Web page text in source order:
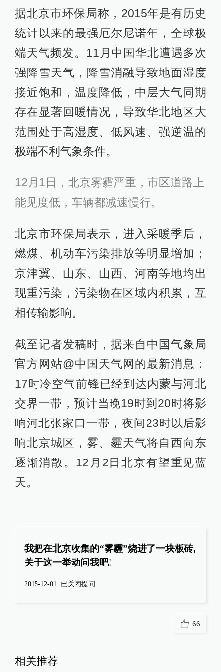
据北京市环保局称，2015年是有历史
统计以来的最强厄尔尼诺年，全球极
端天气频发。11月中国华北遭遇多次
强降雪天气，降雪消融导致地面湿度
接近饱和，温度降低，中层大气同期
存在显著回暖情况，导致华北地区大
范围处于高湿度、低风速、强逆温的
极端不利气象条件。
12月1日，北京雾霾严重，市区道路上
能见度低，车辆都减速慢行。
北京市环保局表示，进入采暖季后，
燃煤、机动车污染排放等明显增加；
京津冀、山东、山西、河南等地均出
现重污染，污染物在区域内积累，互
相传输影响。
截至记者发稿时，据来自中国气象局
官方网站@中国天气网的最新消息：
17时冷空气前锋已经到达内蒙与河北
交界一带，预计当晚19时到20时将影
响河北张家口一带，夜间23时以后影
响北京城区，雾、霾天气将自西向东
逐渐消散。12月2日北京有望重见蓝
天。
我把在北京收集的“雾霾”烧进了一块板砖,
关于这一举动问我吧!
2015-12-01 已关闭提问
66
相关推荐